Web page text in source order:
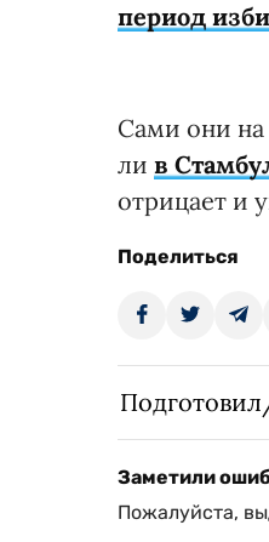
период
Сами они на
ли в
отрицает и
Поделиться
Заметили
Пожалуйста,